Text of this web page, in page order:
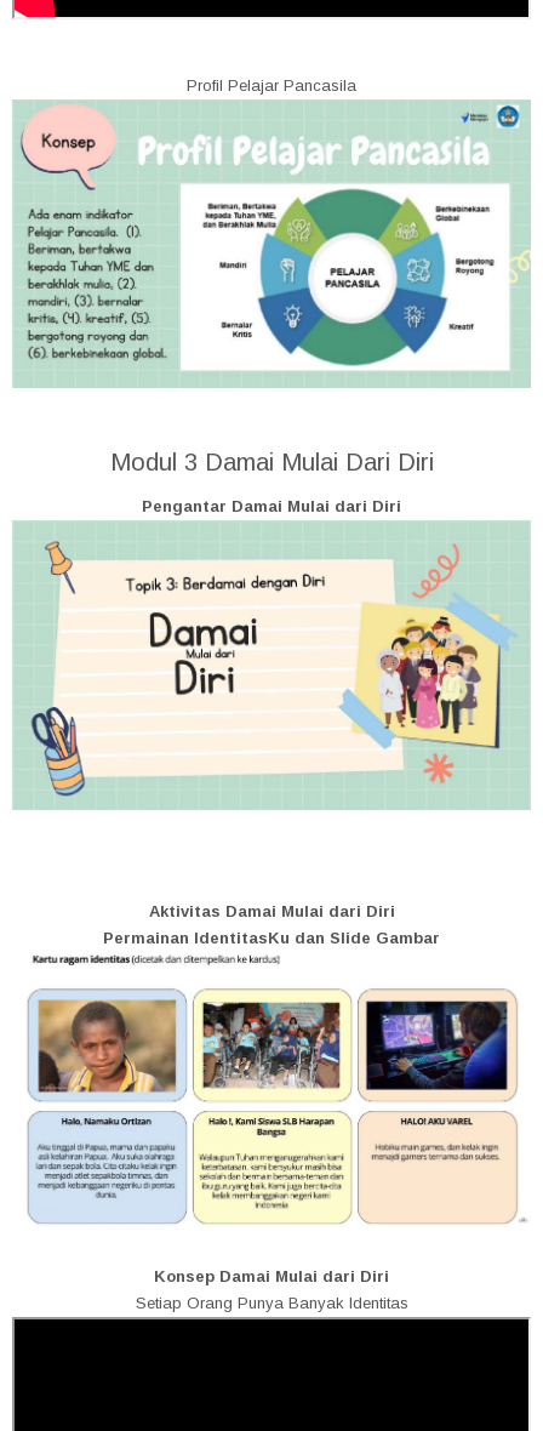
Profil Pelajar Pancasila
Modul 3 Damai Mulai Dari Diri
Pengantar Damai Mulai dari Diri
Aktivitas Damai Mulai dari Diri
Permainan IdentitasKu dan Slide Gambar
Konsep Damai Mulai dari Diri
Setiap Orang Punya Banyak Identitas